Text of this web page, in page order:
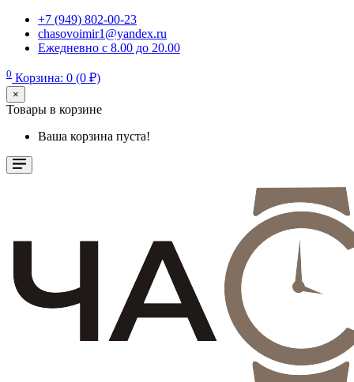
+7 (949) 802-00-23
chasovoimir1@yandex.ru
Ежедневно с 8.00 до 20.00
0 Корзина: 0 (0 ₽)
×
Товары в корзине
Ваша корзина пуста!